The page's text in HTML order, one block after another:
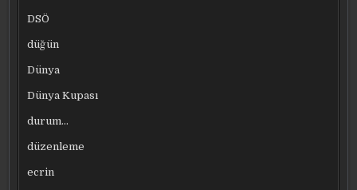
DSÖ
düğün
Dünya
Dünya Kupası
durum…
düzenleme
ecrin